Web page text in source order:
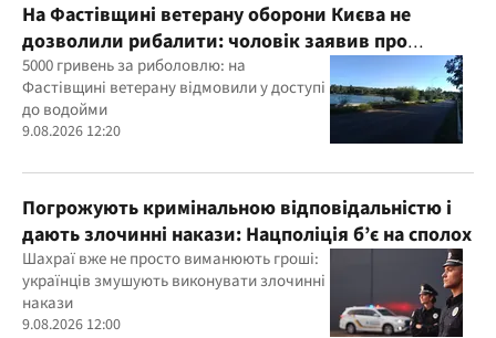
На Фастівщині ветерану оборони Києва не
дозволили рибалити: чоловік заявив про
погрози
5000 гривень за риболовлю: на
Фастівщині ветерану відмовили у доступі
до водойми
9.08.2026 12:20
Погрожують кримінальною відповідальністю і
дають злочинні накази: Нацполіція б’є на сполох
Шахраї вже не просто виманюють гроші:
українців змушують виконувати злочинні
накази
9.08.2026 12:00